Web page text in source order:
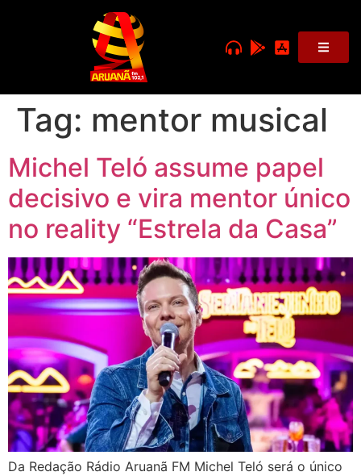
Tag: mentor musical
Michel Teló assume papel
decisivo e vira mentor único
no reality “Estrela da Casa”
Da Redação Rádio Aruanã FM Michel Teló será o único